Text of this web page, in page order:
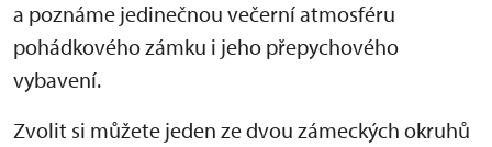
a poznáme jedinečnou večerní atmosféru
pohádkového zámku i jeho přepychového
vybavení.
Zvolit si můžete jeden ze dvou zámeckých okruhů